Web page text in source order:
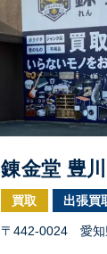
錬金堂 豊
買取 出張買
〒442-0024 愛知